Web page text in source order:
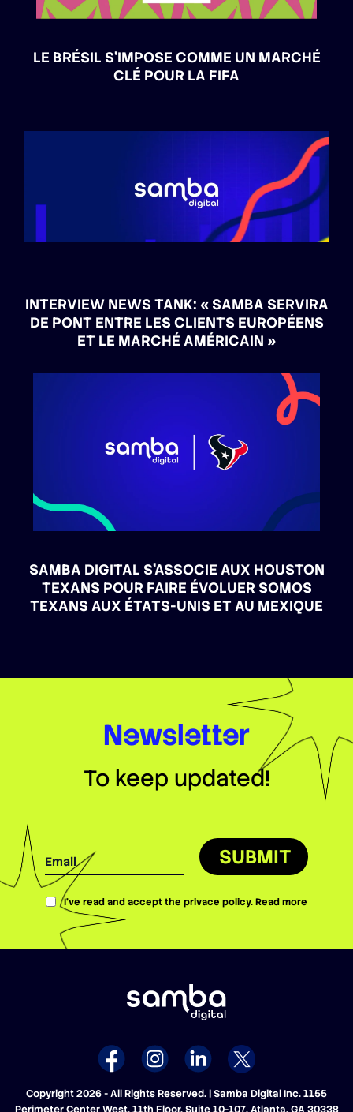
LE BRÉSIL S’IMPOSE COMME UN MARCHÉ
CLÉ POUR LA FIFA
INTERVIEW NEWS TANK: « SAMBA SERVIRA
DE PONT ENTRE LES CLIENTS EUROPÉENS
ET LE MARCHÉ AMÉRICAIN »
SAMBA DIGITAL S’ASSOCIE AUX HOUSTON
TEXANS POUR FAIRE ÉVOLUER SOMOS
TEXANS AUX ÉTATS-UNIS ET AU MEXIQUE
Newsletter
To keep updated!
SUBMIT
I’ve read and accept the privace policy.Read more
Copyright 2026 - All Rights Reserved. | Samba Digital Inc. 1155
Perimeter Center West, 11th Floor, Suite 10-107. Atlanta, GA 30338